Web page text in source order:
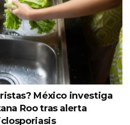
México investiga
Roo tras alerta